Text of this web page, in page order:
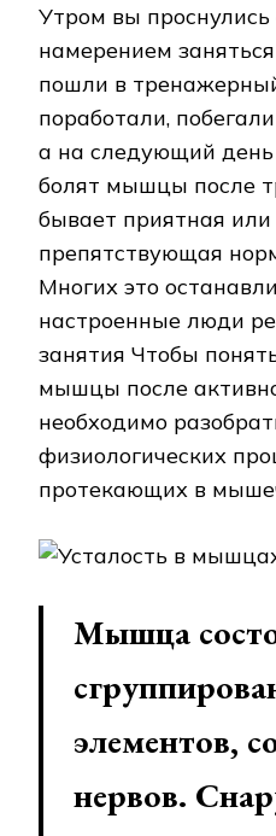
Утром вы проснулись
намерением
пошли в
поработали,
а на следующий день
болят мышцы после
бывает приятная
препятствующая
Многих это
настроенные люди
занятия Чтобы
мышцы после
необходимо
физиологических
протекающих в
Мышца
элементов,
нервов.